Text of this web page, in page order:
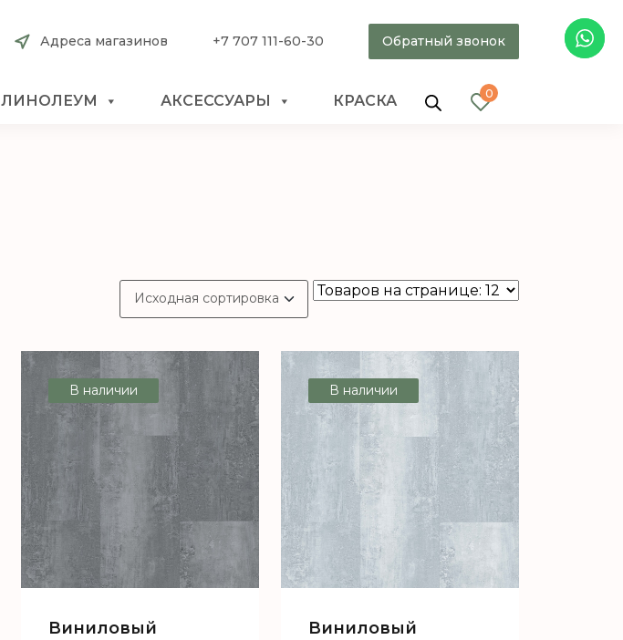
Адреса магазинов +7 707 111-60-30 Обратный звонок
ЛИНОЛЕУМ АКСЕССУАРЫ КРАСКА 0
В наличии
Виниловый
В наличии
Виниловый